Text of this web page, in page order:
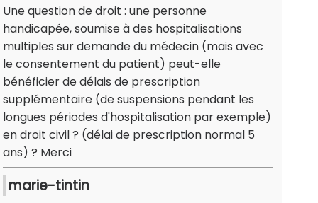
Une question de droit : une personne
handicapée, soumise à des hospitalisations
multiples sur demande du médecin (mais avec
le consentement du patient) peut-elle
bénéficier de délais de prescription
supplémentaire (de suspensions pendant les
longues périodes d'hospitalisation par exemple)
en droit civil ? (délai de prescription normal 5
ans) ? Merci
marie-tintin